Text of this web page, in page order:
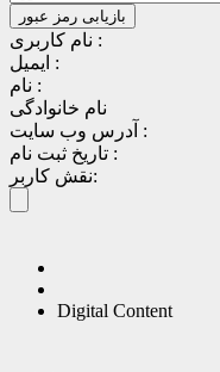
نام کاربری :
ایمیل :
نام :
نام خانوادگی
آدرس وب سایت :
تاریخ ثبت نام :
نقش کاربر:
Digital Content